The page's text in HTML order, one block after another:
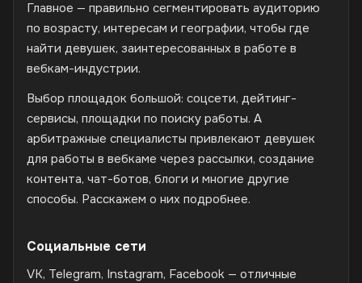
Главное — правильно сегментировать аудиторию
по возрасту, интересам и географии, чтобы где
найти девушек, заинтересованных в работе в
вебкам-индустрии.
Выбор площадок большой: соцсети, дейтинг-
сервисы, площадки по поиску работы. А
арбитражные специалисты привлекают девушек
для работы в вебкаме через рассылки, создание
контента, чат-ботов, блоги и многие другие
способы. Расскажем о них подробнее.
Социальные сети
VK, Telegram, Instagram, Facebook — отличные